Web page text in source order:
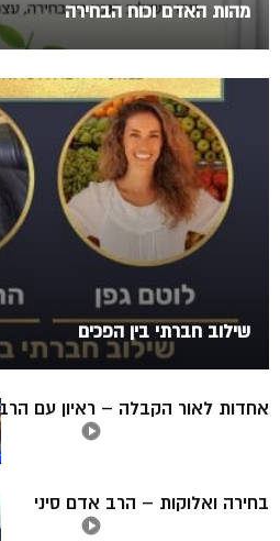
מהות האדם וכוח הבחירה
שילוב חברתי בין הפכים
אחדות לאור הקבלה – ראיון עם הרב
בחירה ואלוקות – הרב אדם סיני